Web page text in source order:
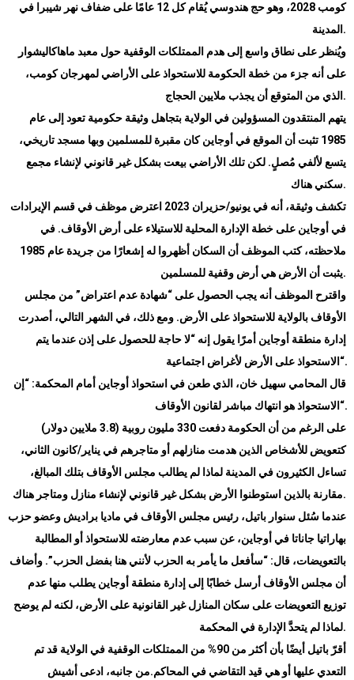
كومب 2028، وهو حج هندوسي يُقام كل 12 عامًا على ضفاف نهر شيبرا في
المدينة .
ويُنظر على نطاق واسع إلى هدم الممتلكات الوقفية حول معبد ماهاكاليشوار
على أنه جزء من خطة الحكومة للاستحواذ على الأراضي لمهرجان كومب،
الذي من المتوقع أن يجذب ملايين الحجاج .
يتهم المنتقدون المسؤولين في الولاية بتجاهل وثيقة حكومية تعود إلى عام
1985 تثبت أن الموقع في أوجاين كان مقبرة للمسلمين وبها مسجد تاريخي،
يتسع لألفي مُصلٍ. لكن تلك الأراضي بيعت بشكل غير قانوني لإنشاء مجمع
سكني هناك.
تكشف وثيقة، أنه في يونيو/حزيران 2023 اعترض موظف في قسم الإيرادات
في أوجاين على خطة الإدارة المحلية للاستيلاء على أرض الأوقاف. في
ملاحظته، كتب الموظف أن السكان أظهروا له إشعارًا من جريدة عام 1985
يثبت أن الأرض هي أرض وقفية للمسلمين.
واقترح الموظف أنه يجب الحصول على “شهادة عدم اعتراض” من مجلس
الأوقاف بالولاية للاستحواذ على الأرض. ومع ذلك، في الشهر التالي، أصدرت
إدارة منطقة أوجاين أمرًا يقول إنه “لا حاجة للحصول على إذن عندما يتم
الاستحواذ على الأرض لأغراض اجتماعية “.
قال المحامي سهيل خان، الذي طعن في استحواذ أوجاين أمام المحكمة: “إن
الاستحواذ هو انتهاك مباشر لقانون الأوقاف “.
على الرغم من أن الحكومة دفعت 330 مليون روبية (3.8 ملايين دولار)
كتعويض للأشخاص الذين هدمت منازلهم أو متاجرهم في يناير/كانون الثاني،
تساءل الكثيرون في المدينة لماذا لم يطالب مجلس الأوقاف بتلك المبالغ،
مقارنة بالذين استوطنوا الأرض بشكل غير قانوني لإنشاء منازل ومتاجر هناك.
عندما سُئل سنوار باتيل، رئيس مجلس الأوقاف في ماديا براديش وعضو حزب
بهاراتيا جاناتا في أوجاين، عن سبب عدم معارضته للاستحواذ أو المطالبة
بالتعويضات، قال: “سأفعل ما يأمر به الحزب لأنني هنا بفضل الحزب”. وأضاف
أن مجلس الأوقاف أرسل خطابًا إلى إدارة منطقة أوجاين يطلب منها عدم
توزيع التعويضات على سكان المنازل غير القانونية على الأرض، لكنه لم يوضح
لماذا لم يتحدَّ الإدارة في المحكمة.
أقرّ باتيل أيضًا بأن أكثر من 90% من الممتلكات الوقفية في الولاية قد تم
التعدي عليها أو هي قيد التقاضي في المحاكم.من جانبه، ادعى أشيش